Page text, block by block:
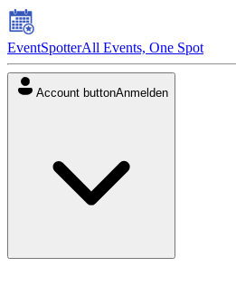
EventSpotterAll Events, One Spot
Account buttonAnmelden